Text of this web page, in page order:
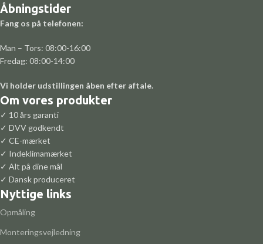
Åbningstider
Fang os på telefonen:
Man – Tors: 08:00-16:00
Fredag: 08:00-14:00
Vi holder udstillingen åben efter aftale.
Om vores produkter
✓ 10 års garanti
✓ DVV godkendt
✓ CE-mærket
✓ Indeklimamærket
✓ Alt på dine mål
✓ Dansk produceret
Nyttige links
Opmåling
Monteringsvejledning